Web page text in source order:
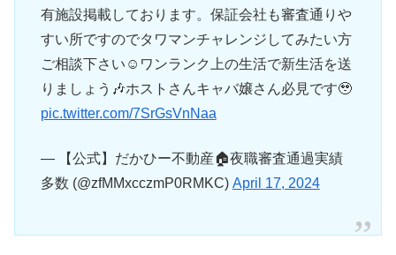
有施設掲載しております。保証会社も審査通りや
すい所ですのでタワマンチャレンジしてみたい方
ご相談下さい☺️ワンランク上の生活で新生活を送
りましょう🎶ホストさんキャバ嬢さん必見です🥹
pic.twitter.com/7SrGsVnNaa
— 【公式】だかひー不動産🏠夜職審査通過実績
多数 (@zfMMxcczmP0RMKC) April 17, 2024